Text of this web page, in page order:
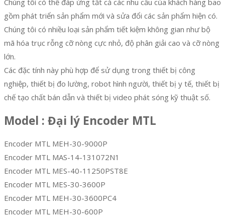
Chúng tôi có thể đáp ứng tất cả các nhu cầu của khách hàng bao
gồm phát triển sản phẩm mới và sửa đổi các sản phẩm hiện có.
Chúng tôi có nhiều loại sản phẩm tiết kiệm không gian như bộ
mã hóa trục rỗng cỡ nòng cực nhỏ, độ phân giải cao và cỡ nòng
lớn.
Các đặc tính này phù hợp để sử dụng trong thiết bị công
nghiệp, thiết bị đo lường, robot hình người, thiết bị y tế, thiết bị
chế tạo chất bán dẫn và thiết bị video phát sóng kỹ thuật số.
Model : Đại lý Encoder MTL
Encoder MTL MEH-30-9000P
Encoder MTL MAS-14-131072N1
Encoder MTL MES-40-11250PST8E
Encoder MTL MES-30-3600P
Encoder MTL MEH-30-3600PC4
Encoder MTL MEH-30-600P